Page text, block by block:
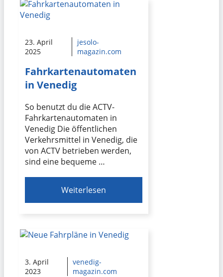
23. April
2025
jesolo-
magazin.com
Fahrkartenautomaten
in Venedig
So benutzt du die ACTV-
Fahrkartenautomaten in
Venedig Die öffentlichen
Verkehrsmittel in Venedig, die
von ACTV betrieben werden,
sind eine bequeme …
Weiterlesen
3. April
2023
venedig-
magazin.com